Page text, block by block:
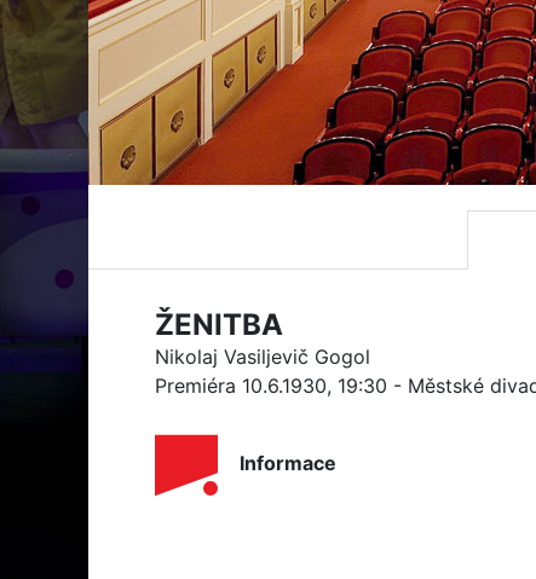
ŽENITBA
Nikolaj Vasiljevič Gogol
Premiéra 10.6.1930, 19:30 - Městské
Informace